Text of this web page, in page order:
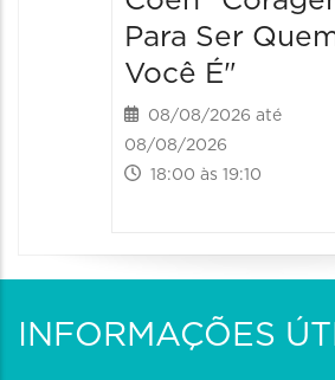
Para Ser
Você É"
08/08/2026 até
08/08/2026
18:00 às 19:10
INFORMAÇÕES